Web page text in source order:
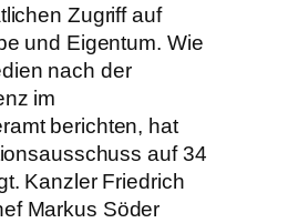
Zugriff auf
und Eigentum. Wie
nach der
im
berichten, hat
auf 34
Kanzler Friedrich
Markus Söder